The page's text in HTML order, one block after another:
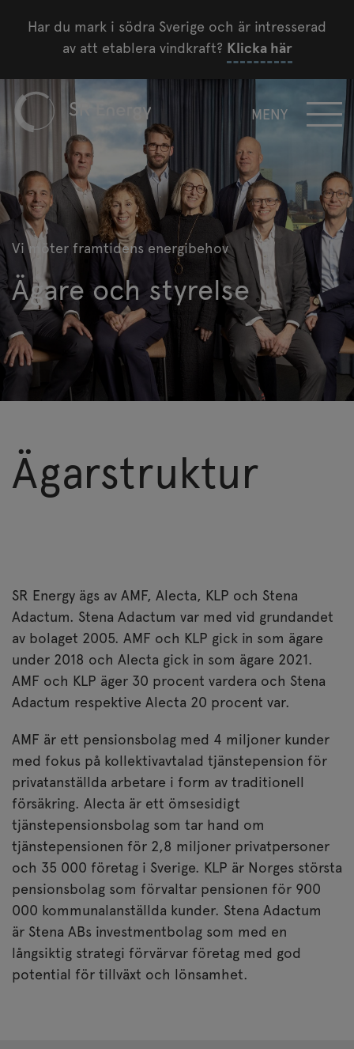
Har du mark i södra Sverige och är intresserad
av att etablera vindkraft? Klicka här
MENY
Vi möter framtidens energibehov
Ägare och styrelse
Ägarstruktur
SR Energy ägs av AMF, Alecta, KLP och Stena
Adactum. Stena Adactum var med vid grundandet
av bolaget 2005. AMF och KLP gick in som ägare
under 2018 och Alecta gick in som ägare 2021.
AMF och KLP äger 30 procent vardera och Stena
Adactum respektive Alecta 20 procent var.
AMF är ett pensionsbolag med 4 miljoner kunder
med fokus på kollektivavtalad tjänstepension för
privatanställda arbetare i form av traditionell
försäkring. Alecta är ett ömsesidigt
tjänstepensionsbolag som tar hand om
tjänstepensionen för 2,8 miljoner privatpersoner
och 35 000 företag i Sverige. KLP är Norges största
pensionsbolag som förvaltar pensionen för 900
000 kommunalanställda kunder. Stena Adactum
är Stena ABs investmentbolag som med en
långsiktig strategi förvärvar företag med god
potential för tillväxt och lönsamhet.